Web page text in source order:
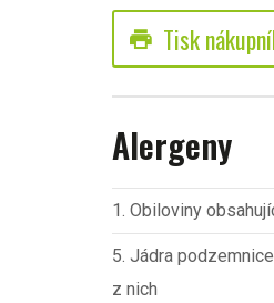
print Tisk
Alergeny
1. Obiloviny
5. Jádra
z nich